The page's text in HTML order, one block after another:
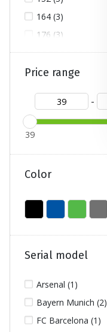
164 (3)
176 (3)
L (3)
M (7)
XL (6)
XXL (5)
Price range
-
39
Color
Serial model
Arsenal (1)
Bayern Munich (2)
FC Barcelona (1)